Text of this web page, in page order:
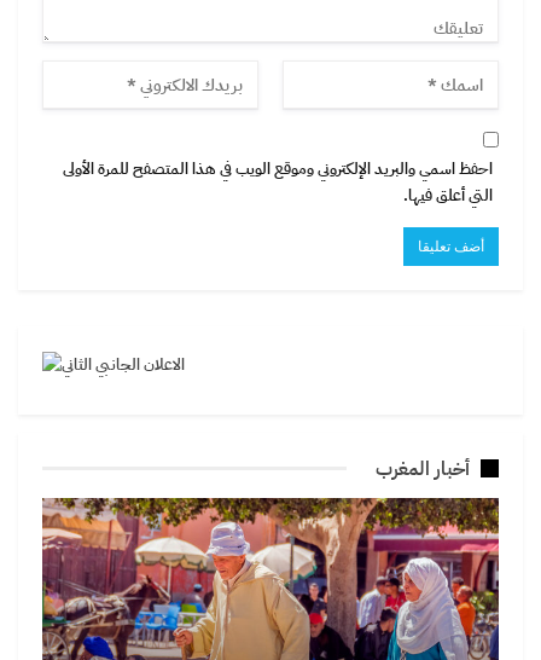
احفظ اسمي والبريد الإلكتروني وموقع الويب في هذا المتصفح للمرة الأولى
التي أعلق فيها.
أخبار المغرب